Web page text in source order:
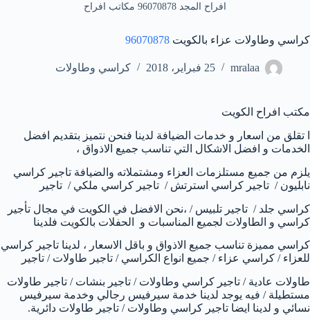
افراح المجد 96070878 مكاتب افراح
كراسي وطاولات عزاء بالكويت 96070878
mralaa 25 فبراير، 2018 كراسي وطاولات
مكتب افراح الكويت
ا تقلق من اسعار و خدمات الضيافة لدينا فنحن نتميز بتقديم افضل
الخدمات و افضل الاشكال التي تناسب جميع الاذواق ،
يلزم من جميع مستلزمات العزاء ومشتملاته والضيافة تاجير كراسي
نابليون / تاجير كراسي استرتش / تاجير كراسي ملكي / تاجير
كراسي جلد / تاجير تلبيس / ،نحن الافضل في الكويت في مجال تأجير
كراسي و الطاولات لجميع المناسبات و الحفلات بالكويت فلدينا
كراسي مميزة تناسب جميع الاذواق و باقل الاسعار ، لدينا تاجير كراسي
للعزاء / كراسي عزاء / جميع انواع الكراسي / تاجير طاولات / تاجير
طاولات عادية / تاجير كراسي وطاولات / تاجير بنشات / تاجير طاولات
مستطيلة / فيه يوجد لدينا خدمة سيرفيس رجالي وخدمة سيرفيس
نسائي و لدينا ايضا تاجير كراسي وطاولات / تاجير طاولات دائرية.